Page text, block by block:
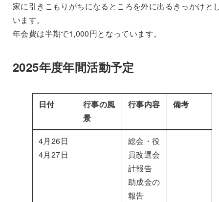
家に引きこもりがちになるところを外に出るきっかけと
います。
年会費は半期で1,000円となっています。
2025年度年間活動予定
日付
行事の風
景
行事内容 備考
4月26日
4月27日
総会・役
員改選会
計報告
助成金の
報告